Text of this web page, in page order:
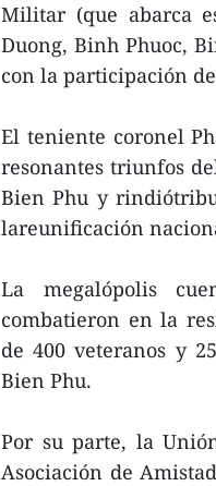
Militar (que abarca
Duong, Binh Phuoc,
con la participación
El teniente coronel
resonantes triunfos
Bien Phu y
lareunificación
La megalópolis
combatieron en la
de 400 veteranos y
Bien Phu.
Por su parte, la
Asociación de